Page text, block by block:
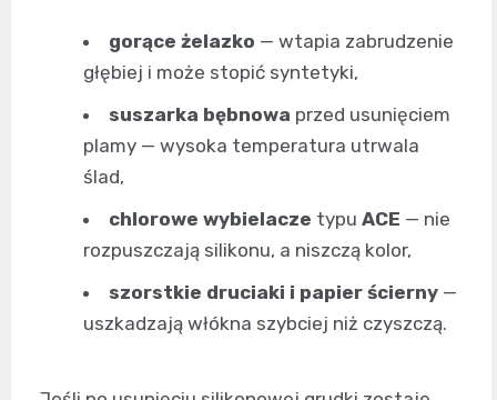
gorące żelazko — wtapia zabrudzenie
głębiej i może stopić syntetyki,
suszarka bębnowa przed usunięciem
plamy — wysoka temperatura utrwala
ślad,
chlorowe wybielacze typu ACE — nie
rozpuszczają silikonu, a niszczą kolor,
szorstkie druciaki i papier ścierny —
uszkadzają włókna szybciej niż czyszczą.